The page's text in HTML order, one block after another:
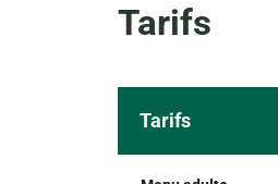
Tarifs
Tarifs